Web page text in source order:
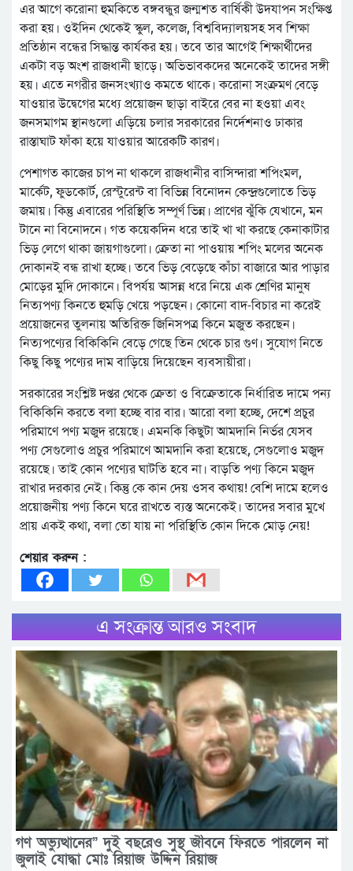
এর আগে করোনা হুমকিতে বঙ্গবন্ধুর জন্মশত বার্ষিকী উদযাপন সংক্ষিপ্ত
করা হয়। ওইদিন থেকেই স্কুল, কলেজ, বিশ্ববিদ্যালয়সহ সব শিক্ষা
প্রতিষ্ঠান বন্ধের সিদ্ধান্ত কার্যকর হয়। তবে তার আগেই শিক্ষার্থীদের
একটা বড় অংশ রাজধানী ছাড়ে। অভিভাবকদের অনেকেই তাদের সঙ্গী
হয়। এতে নগরীর জনসংখ্যাও কমতে থাকে। করোনা সংক্রমণ বেড়ে
যাওয়ার উদ্বেগের মধ্যে প্রয়োজন ছাড়া বাইরে বের না হওয়া এবং
জনসমাগম স্থানগুলো এড়িয়ে চলার সরকারের নির্দেশনাও ঢাকার
রাস্তাঘাট ফাঁকা হয়ে যাওয়ার আরেকটি কারণ।
পেশাগত কাজের চাপ না থাকলে রাজধানীর বাসিন্দারা শপিংমল,
মার্কেট, ফুডকোর্ট, রেস্টুরেন্ট বা বিভিন্ন বিনোদন কেন্দ্রগুলোতে ভিড়
জমায়। কিন্তু এবারের পরিস্থিতি সম্পূর্ণ ভিন্ন। প্রাণের ঝুঁকি যেখানে, মন
টানে না বিনোদনে। গত কয়েকদিন ধরে তাই খা খা করছে কেনাকাটার
ভিড় লেগে থাকা জায়গাগুলো। ক্রেতা না পাওয়ায় শপিং মলের অনেক
দোকানই বন্ধ রাখা হচ্ছে। তবে ভিড় বেড়েছে কাঁচা বাজারে আর পাড়ার
মোড়ের মুদি দোকানে। বিপর্যয় আসন্ন ধরে নিয়ে এক শ্রেণির মানুষ
নিত্যপণ্য কিনতে হুমড়ি খেয়ে পড়ছেন। কোনো বাদ-বিচার না করেই
প্রয়োজনের তুলনায় অতিরিক্ত জিনিসপত্র কিনে মজুত করছেন।
নিত্যপণ্যের বিকিকিনি বেড়ে গেছে তিন থেকে চার গুণ। সুযোগ নিতে
কিছু কিছু পণ্যের দাম বাড়িয়ে দিয়েছেন ব্যবসায়ীরা।
সরকারের সংশ্লিষ্ট দপ্তর থেকে ক্রেতা ও বিক্রেতাকে নির্ধারিত দামে পন্য
বিকিকিনি করতে বলা হচ্ছে বার বার। আরো বলা হচ্ছে, দেশে প্রচুর
পরিমাণে পণ্য মজুদ রয়েছে। এমনকি কিছুটা আমদানি নির্ভর যেসব
পণ্য সেগুলোও প্রচুর পরিমাণে আমদানি করা হয়েছে, সেগুলোও মজুদ
রয়েছে। তাই কোন পণ্যের ঘাটতি হবে না। বাড়তি পণ্য কিনে মজুদ
রাখার দরকার নেই। কিন্তু কে কান দেয় ওসব কথায়! বেশি দামে হলেও
প্রয়োজনীয় পণ্য কিনে ঘরে রাখতে ব্যস্ত অনেকেই। তাদের সবার মুখে
প্রায় একই কথা, বলা তো যায় না পরিস্থিতি কোন দিকে মোড় নেয়!
শেয়ার করুন :
এ সংক্রান্ত আরও সংবাদ
গণ অভ্যুত্থানের” দুই বছরেও সুস্থ জীবনে ফিরতে পারলেন না
জুলাই যোদ্ধা মোঃ রিয়াজ উদ্দিন রিয়াজ